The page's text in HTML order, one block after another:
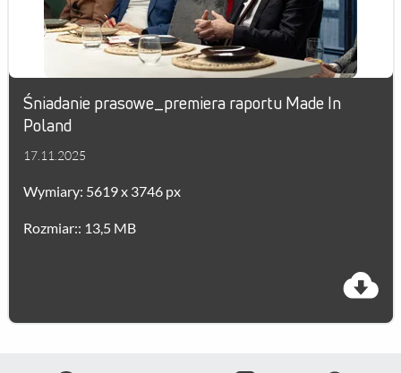
Śniadanie prasowe_premiera raportu Made In
Poland
17.11.2025
Wymiary: 5619 x 3746 px
Rozmiar:: 13,5 MB